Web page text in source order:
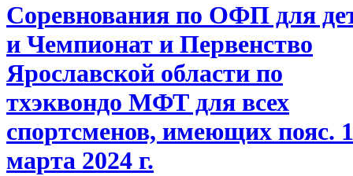
Соревнования по ОФП для
и Чемпионат и Первенство
Ярославской области по
тхэквондо МФТ для всех
спортсменов, имеющих пояс.
марта 2024 г.